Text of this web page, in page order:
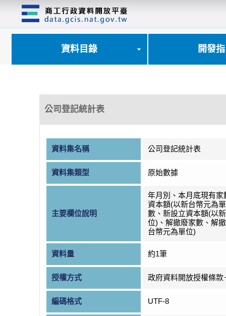
資料目錄 開發
公司登記統計表
資料集名稱 公司登記統計表
資料集類型 原始數據
主要欄位說明
年月別、本月底現有家
資本額(以新台幣元為
數、新設立資本額(以
位)、解撤廢家數、解
台幣元為單位)
資料量 約1筆
授權方式 政府資料開放授權條款
編碼格式 UTF-8